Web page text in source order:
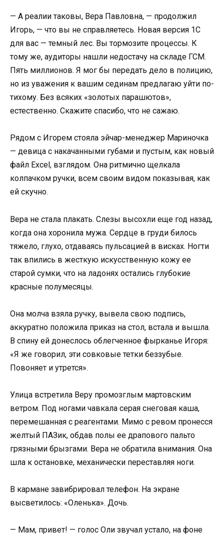
— А реалии таковы, Вера Павловна, — продолжил
Игорь, — что вы не справляетесь. Новая версия 1С
для вас — темный лес. Вы тормозите процессы. К
тому же, аудиторы нашли недостачу на складе ГСМ.
Пять миллионов. Я мог бы передать дело в полицию,
но из уважения к вашим сединам предлагаю уйти по-
тихому. Без всяких «золотых парашютов»,
естественно. Скажите спасибо, что не сажаю.
Рядом с Игорем стояла эйчар-менеджер Мариночка
— девица с накачанными губами и пустым, как новый
файл Excel, взглядом. Она ритмично щелкала
колпачком ручки, всем своим видом показывая, как
ей скучно.
Вера не стала плакать. Слезы высохли еще год назад,
когда она хоронила мужа. Сердце в груди билось
тяжело, глухо, отдаваясь пульсацией в висках. Ногти
так впились в жесткую искусственную кожу ее
старой сумки, что на ладонях остались глубокие
красные полумесяцы.
Она молча взяла ручку, вывела свою подпись,
аккуратно положила приказ на стол, встала и вышла.
В спину ей донеслось облегченное фырканье Игоря:
«Я же говорил, эти совковые тетки беззубые.
Повоняет и утрется».
Улица встретила Веру промозглым мартовским
ветром. Под ногами чавкала серая снеговая каша,
перемешанная с реагентами. Мимо с ревом пронесся
желтый ПАЗик, обдав полы ее драпового пальто
грязными брызгами. Вера не обратила внимания. Она
шла к остановке, механически переставляя ноги.
В кармане завибрировал телефон. На экране
высветилось: «Оленька». Дочь.
— Мам, привет! — голос Оли звучал устало, на фоне